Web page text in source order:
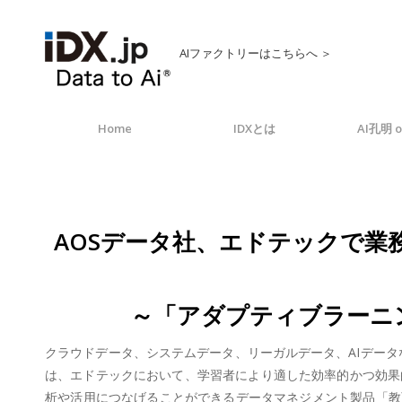
AIファクトリーはこちらへ ＞
Home IDXとは AI孔明
AOSデータ社、エドテックで業
～「アダプティブラー
クラウドデータ、システムデータ、リーガルデータ、AIデー
は、エドテックにおいて、学習者により適した効率的かつ効
析や活用につなげることができるデータマネジメント製品「